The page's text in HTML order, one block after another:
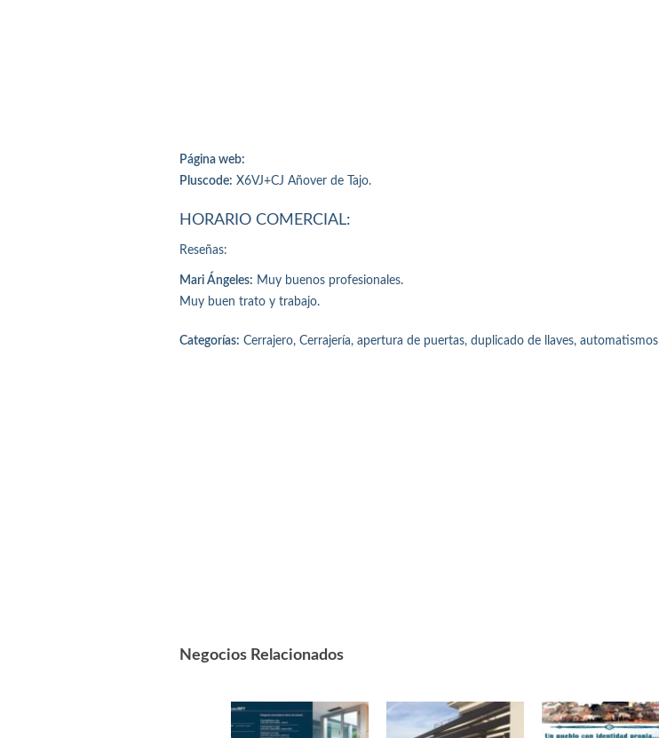
Página web:
Pluscode: X6VJ+CJ Añover de Tajo.
HORARIO COMERCIAL:
Reseñas:
Mari Ángeles: Muy buenos profesionales.
Muy buen trato y trabajo.
Categorías: Cerrajero, Cerrajería, apertura de puertas, duplicado de llaves, automatismos
Negocios Relacionados